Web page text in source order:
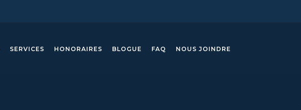
SERVICES HONORAIRES BLOGUE FAQ NOUS JOINDRE